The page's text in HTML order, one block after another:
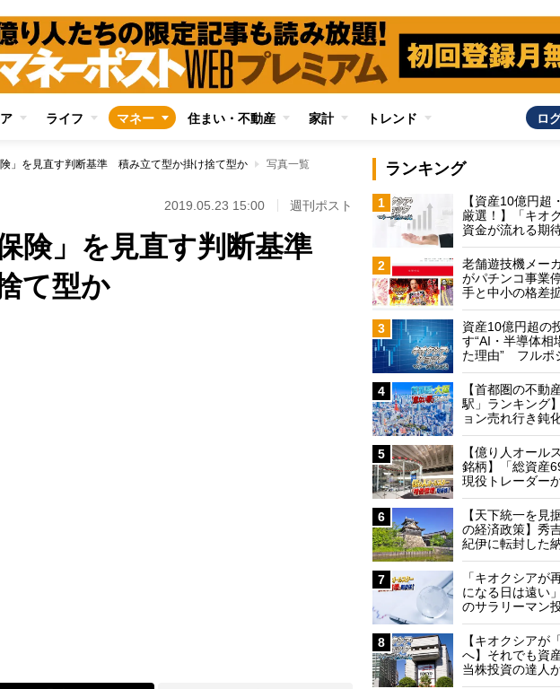
ライフ マネー 住まい・不動産 家計 トレンド ロ
」を見直す判断基準 積み立て型か掛け捨て型か 写真一覧
2019.05.23 15:00 週刊ポスト
険」を見直す判断基準
て型か
ランキング
1
【資産10億円超
厳選！】「キオ
資金が流れる期
2
老舗遊技機メー
がパチンコ事業
手と中小の格差
3
資産10億円超の
す“AI・半導体相
た理由” フルポ
4
【首都圏の不動
駅」ランキング
ョン売れ行き鈍
5
【億り人オール
銘柄】「総資産
現役トレーダー
6
【天下統一を見
の経済政策】秀
紀伊に転封した
7
「キオクシアが
になる日は遠い
のサラリーマン
8
【キオクシアが
へ】それでも資
当株投資の達人